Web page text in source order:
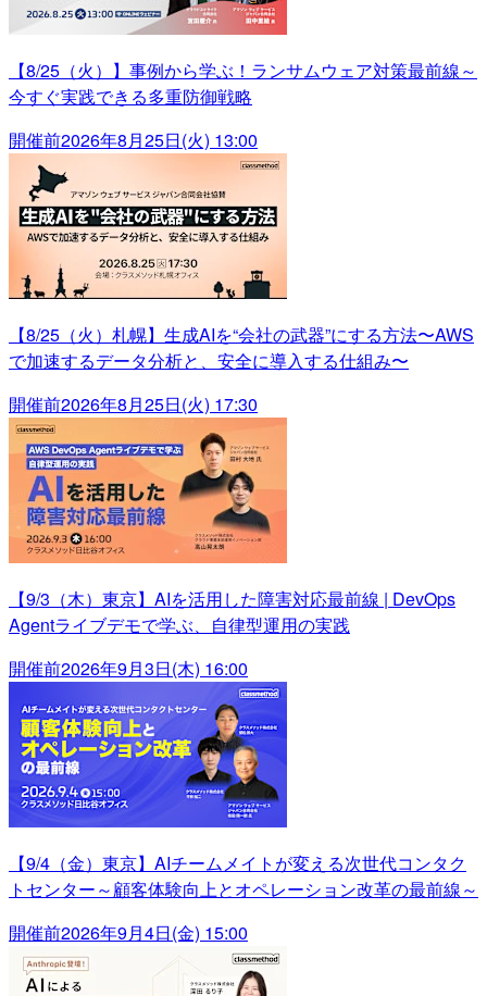
【8/25（火）】事例から学ぶ！ランサムウェア対策最前線～
今すぐ実践できる多重防御戦略
開催前2026年8月25日(火) 13:00
【8/25（火）札幌】生成AIを“会社の武器”にする方法〜AWS
で加速するデータ分析と、安全に導入する仕組み〜
開催前2026年8月25日(火) 17:30
【9/3（木）東京】AIを活用した障害対応最前線 | DevOps
Agentライブデモで学ぶ、自律型運用の実践
開催前2026年9月3日(木) 16:00
【9/4（金）東京】AIチームメイトが変える次世代コンタク
トセンター～顧客体験向上とオペレーション改革の最前線～
開催前2026年9月4日(金) 15:00